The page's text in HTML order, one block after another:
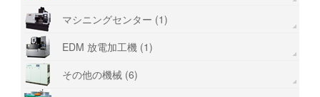
マシニングセンター (1)
EDM 放電加工機 (1)
その他の機械 (6)